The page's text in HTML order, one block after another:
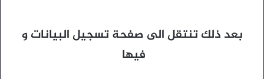
بعد ذلك تنتقل الى صفحة تسجيل البيانات و
فيها